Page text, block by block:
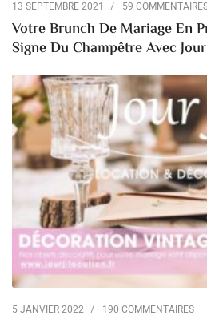
13 SEPTEMBRE 2021 59
Votre Brunch De Mariage En
Signe Du Champêtre Avec Jour
5 JANVIER 2022 190 COMMENTAIRES